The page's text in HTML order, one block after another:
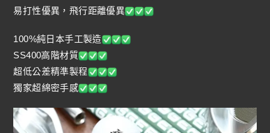
易打性優異，飛行距離優異
100%純日本手工製造
SS400高階材質
超低公差精準製程
獨家超綿密手感